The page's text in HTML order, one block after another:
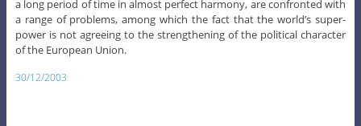
a long period of time in almost perfect harmony, are confronted with
a range of problems, among which the fact that the world’s super-
power is not agreeing to the strengthening of the political character
of the European Union.
30/12/2003